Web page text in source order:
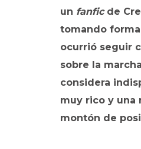
un fanficde
tomando
ocurrió seguir
sobre la
considera
muy rico y una
montón de